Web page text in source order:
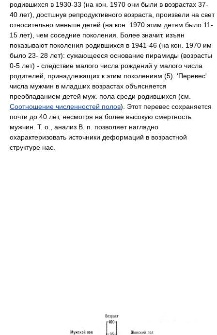
родившихся в 1930-33 (на кон. 1970 они были в возрастах 37-
40 лет), достшнув репродуктивного возраста, произвели на свет
относительно меньше детей (на кон. 1970 этим детям было 11-
15 лет), чем соседние поколения. Более значит. изъян
показывают поколения родившихся в 1941-46 (на кон. 1970 им
было 23- 28 лет): сужающееся основание пирамиды (возрасты
0-5 лет) - следствие малого числа рождений у малого числа
родителей, принадлежащих к этим поколениям (5). 'Перевес'
числа мужчин в младших возрастах объясняется
преобладанием детей муж. пола среди родившихся (см.
Соотношение численностей полов). Этот перевес сохраняется
почти до 40 лет, несмотря на более высокую смертность
мужчин. Т. о., анализ В. п. позволяет наглядно
охарактеризовать источники деформаций в возрастной
структуре нас.